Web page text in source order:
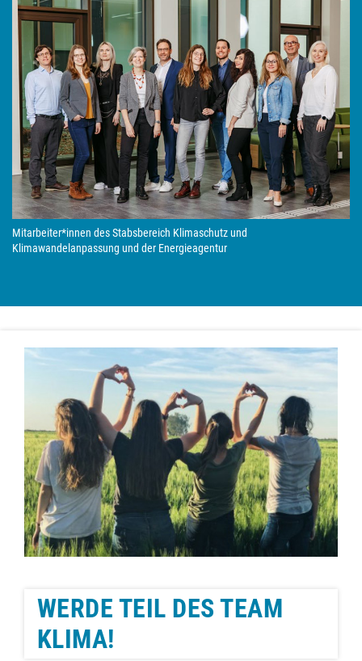
Mitarbeiter*innen des Stabsbereich Klimaschutz und
Klimawandelanpassung und der Energieagentur
WERDE TEIL DES TEAM
KLIMA!